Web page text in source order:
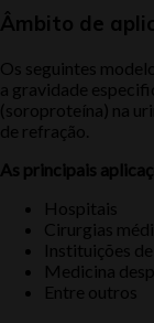
Âmbito de
Os seguintes
a gravidade
(soroproteína) na
de refração.
As principais
Hospitais
Cirurgias
Instituições
Medicina
Entre outros